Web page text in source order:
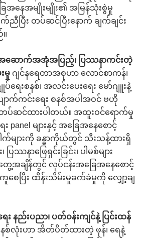
နေအမျိုးမျိုး၏ အမြန်သုံးစွဲမှု
ညီပြီး တပ်ဆင်ပြီးနောက် ချက်ချင်း
ောက်အအုံအပြည့်၊ ပြဿနာကင်းတဲ့
မှု ဂျင်နရေတာအစုဟာ လောင်စာကန်၊
ေးစနစ်၊ အလင်းပေးရေး မော်ဂျူးနဲ့
ောက်ကင်းရေး စနစ်အပါအဝင် ဗဟို
ဆင်ထားပါတယ်။ အထူးဝင်ရောက်မှု
း panel များနှင့် အခြေအနေစောင့်
က်များကို ခန္ဓာကိုယ်တွင် သီးသန့်ထားရှိ
ပြဿနာဖြေရှင်းခြင်း၊ ပါမစ်များ
ေ့အချိန်တွင် လုပ်ငန်းအခြေအနေစောင့်
ေပြီး ထိန်းသိမ်းမှုခက်ခဲမှုကို လျှော့ချ
နည်းပညာ၊ ပတ်ဝန်းကျင်နဲ့ ပြင်းထန်
လုံးဟာ အိတ်ပိတ်ထားတဲ့ ဖုန်၊ ရေနဲ့